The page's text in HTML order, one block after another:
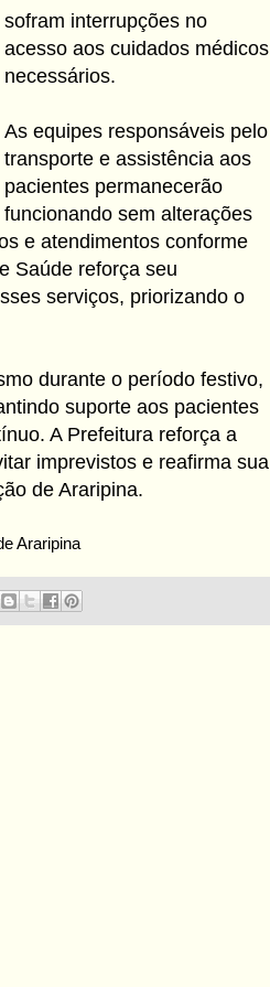
sofram interrupções no
acesso aos cuidados médicos
necessários.
As equipes responsáveis pelo
transporte e assistência aos
pacientes permanecerão
funcionando sem alterações
e atendimentos conforme
Saúde reforça seu
serviços, priorizando o
durante o período festivo,
suporte aos pacientes
A Prefeitura reforça a
imprevistos e reafirma sua
de Araripina.
Araripina